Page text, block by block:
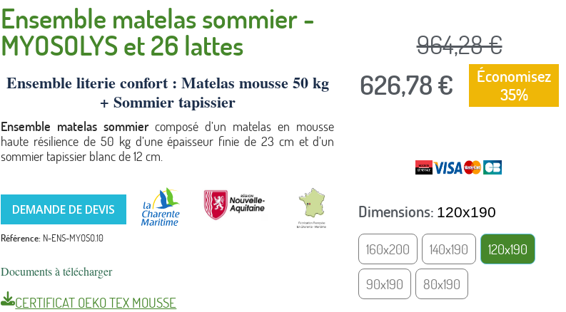
Ensemble matelas sommier -
MYOSOLYS et 26 lattes
Ensemble literie confort : Matelas mousse 50 kg
+ Sommier tapissier
Ensemble matelas sommiercomposé d’un matelas en mousse
haute résilience de 50 kg d’une épaisseur finie de 23 cm et d’un
sommier tapissier blanc de 12 cm.
DEMANDE DE DEVIS
Référence N-ENS-MYOSO.10
Documents à télécharger
CERTIFICAT OEKO TEX MOUSSE
964,28 €
626,78 €
Économisez
35%
Dimensions 120x190
160x200 140x190
120x190
90x190
80x190